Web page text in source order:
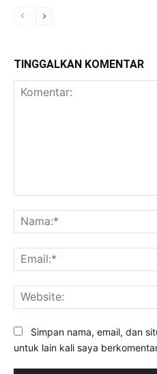
TINGGALKAN KOMENTAR
Simpan nama, email, dan
untuk lain kali saya